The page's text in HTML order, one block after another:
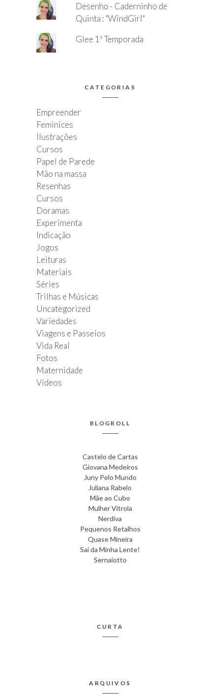
Desenho - Caderninho de
Quinta : "WindGirl"
Glee 1ª Temporada
CATEGORIAS
Empreender
Feminices
Ilustrações
Cursos
Papel de Parede
Mão na massa
Resenhas
Cursos
Doramas
Experimenta
Indicação
Jogos
Leituras
Materiais
Séries
Trilhas e Músicas
Uncategorized
Variedades
Viagens e Passeios
Vida Real
Fotos
Maternidade
Vídeos
BLOGROLL
Castelo de Cartas
Giovana Medeiros
Juny Pelo Mundo
Juliana Rabelo
Mãe ao Cubo
Mulher Vitrola
Nerdiva
Pequenos Retalhos
Quase Mineira
Sai da Minha Lente!
Sernaiotto
CURTA
ARQUIVOS